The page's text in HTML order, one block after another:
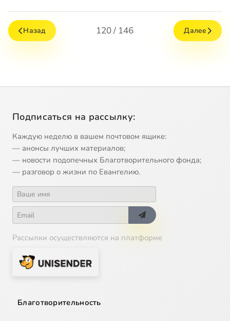
Назад 120 / 146 Далее
Подписаться на рассылку:
Каждую неделю в вашем почтовом ящике:
— анонсы лучших материалов;
— новости подопечных Благотворительного фонда;
— разговор о жизни по Евангелию.
Рассылки осуществляются на платформе
Благотворительность